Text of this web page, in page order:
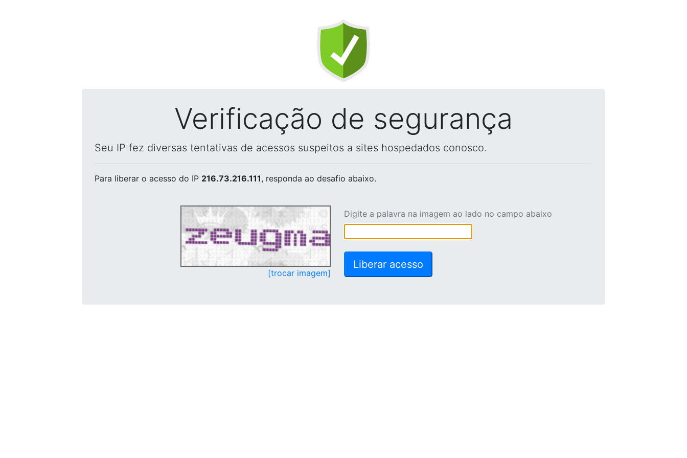
Verificação de segurança
Seu IP fez diversas tentativas de acessos suspeitos a sites hospedados conosco.
Para liberar o acesso do IP 216.73.216.111, responda ao desafio abaixo.
[trocar imagem]
Digite a palavra na imagem ao lado no campo abaixo